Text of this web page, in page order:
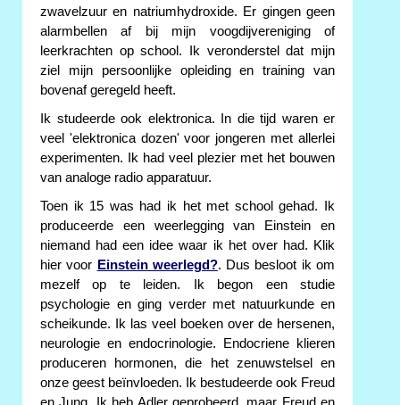
zwavelzuur en natriumhydroxide. Er gingen geen
alarmbellen af bij mijn voogdijvereniging of
leerkrachten op school. Ik veronderstel dat mijn
ziel mijn persoonlijke opleiding en training van
bovenaf geregeld heeft.
Ik studeerde ook elektronica. In die tijd waren er
veel 'elektronica dozen' voor jongeren met allerlei
experimenten. Ik had veel plezier met het bouwen
van analoge radio apparatuur.
Toen ik 15 was had ik het met school gehad. Ik
produceerde een weerlegging van Einstein en
niemand had een idee waar ik het over had. Klik
hier voor Einstein weerlegd?. Dus besloot ik om
mezelf op te leiden. Ik begon een studie
psychologie en ging verder met natuurkunde en
scheikunde. Ik las veel boeken over de hersenen,
neurologie en endocrinologie. Endocriene klieren
produceren hormonen, die het zenuwstelsel en
onze geest beïnvloeden. Ik bestudeerde ook Freud
en Jung. Ik heb Adler geprobeerd, maar Freud en